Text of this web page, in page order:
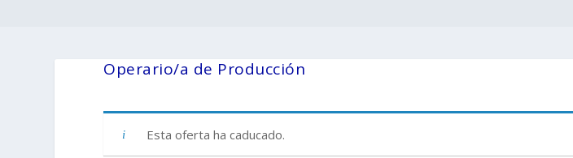
Operario/a de Producción
Esta oferta ha caducado.